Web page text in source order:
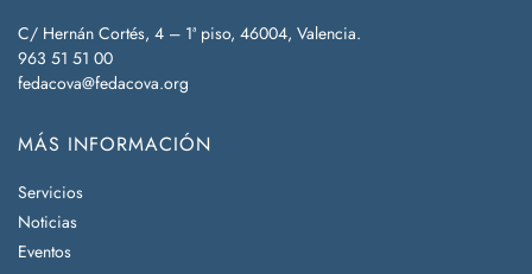
C/ Hernán Cortés, 4 – 1ª piso, 46004, Valencia.
963 51 51 00
fedacova@fedacova.org
MÁS INFORMACIÓN
Servicios
Noticias
Eventos